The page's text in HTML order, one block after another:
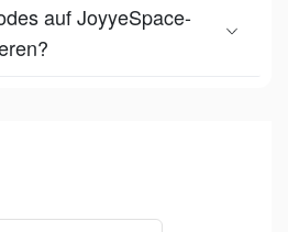
auf JoyyeSpace-